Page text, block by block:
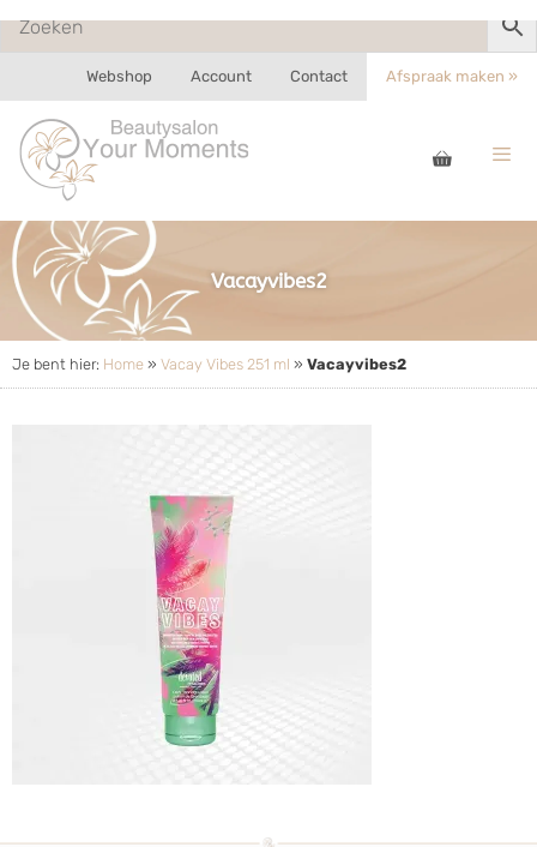
Webshop Account Contact Afspraak maken »
Vacayvibes2
Je bent hier: Home » Vacay Vibes 251 ml » Vacayvibes2